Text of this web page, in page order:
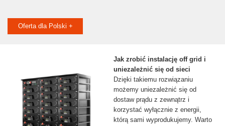
Oferta dla Polski +
Jak zrobić instalację off grid i
uniezależnić się od sieci
Dzięki takiemu rozwiązaniu
możemy uniezależnić się od
dostaw prądu z zewnątrz i
korzystać wyłącznie z energii,
którą sami wyprodukujemy. Warto